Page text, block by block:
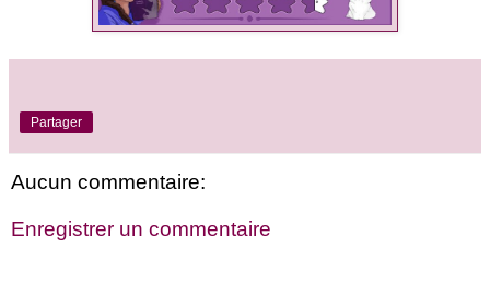
Partager
Aucun commentaire:
Enregistrer un commentaire